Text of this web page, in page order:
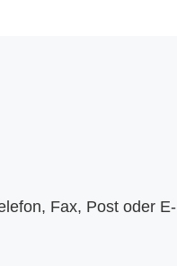
Fax, Post oder E-